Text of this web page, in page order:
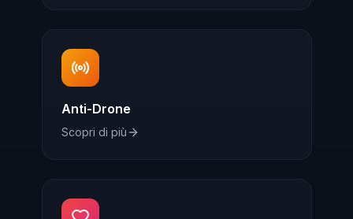
Anti-Drone
Scopri di più